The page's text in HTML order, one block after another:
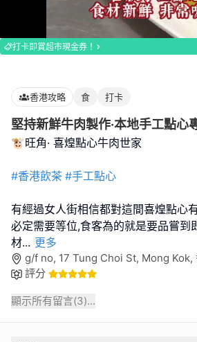
Loaded:
100.00%
打卡即賞超市現金券！
香港攻略 食 打卡
堅持新鮮牛肉製作·本地手工點心
🐮旺角· 喜煌點心牛肉世家
#香港飲茶 #手工點心
有經過女人街相信都對這間喜煌點心
必定需要等位,食客為的就是要品嘗到
材... 更多
g/f no, 17 Tung Choi St, Mong Kok,
評分
顯示所有留言(3)...